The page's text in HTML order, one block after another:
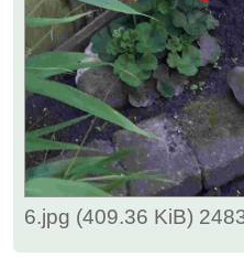
6.jpg (409.36 KiB)